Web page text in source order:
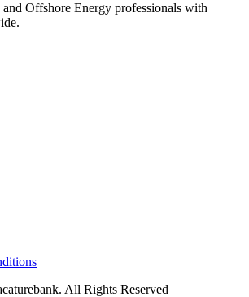
Offshore Energy professionals with
. All Rights Reserved